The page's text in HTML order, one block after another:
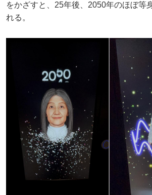
をかざすと、25年後、2050年のほぼ等
れる。